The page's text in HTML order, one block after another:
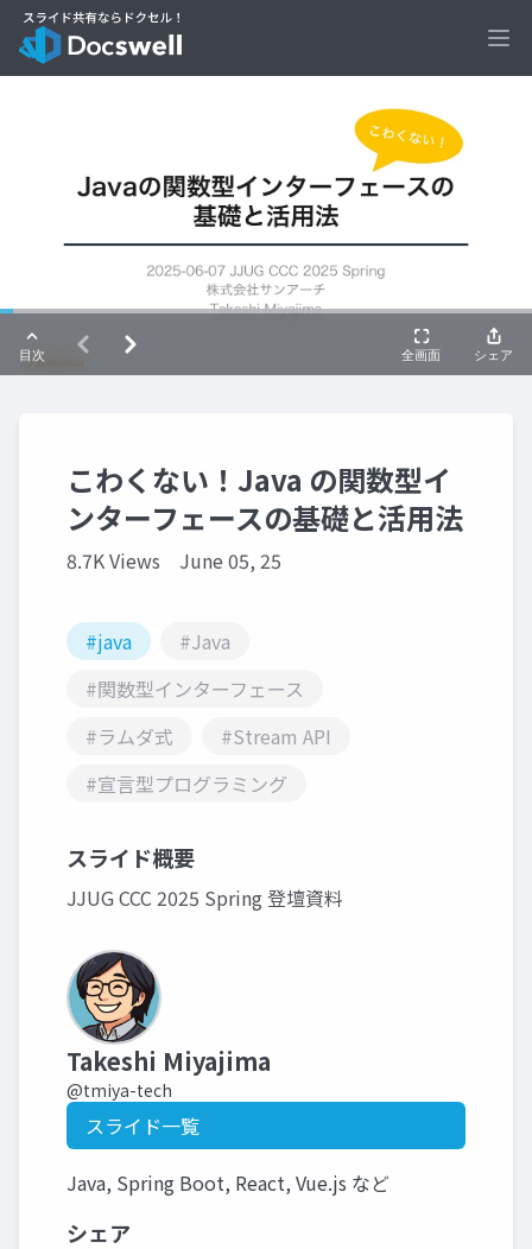
こわくない！Java の関数型イ
ンターフェースの基礎と活用法
8.7K Views June 05, 25
#java
#Java
#関数型インターフェース
#ラムダ式
#Stream API
#宣言型プログラミング
スライド概要
JJUG CCC 2025 Spring 登壇資料
Takeshi Miyajima
@tmiya-tech
スライド一覧
Java, Spring Boot, React, Vue.js など
シェア